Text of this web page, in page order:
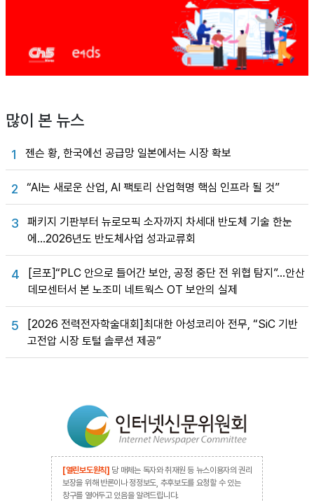
많이 본 뉴스
1 젠슨 황, 한국에선 공급망 일본에서는 시장 확보
2 “AI는 새로운 산업, AI 팩토리 산업혁명 핵심 인프라 될 것”
3
패키지 기판부터 뉴로모픽 소자까지 차세대 반도체 기술 한눈
에…2026년도 반도체사업 성과교류회
4
[르포]“PLC 안으로 들어간 보안, 공정 중단 전 위협 탐지”…안산
데모센터서 본 노조미 네트웍스 OT 보안의 실제
5
[2026 전력전자학술대회]최대한 아성코리아 전무, “SiC 기반
고전압 시장 토털 솔루션 제공”
[열린보도원칙] 당 매체는 독자와 취재원 등 뉴스이용자의 권리
보장을 위해 반론이나 정정보도, 추후보도를 요청할 수 있는
창구를 열어두고 있음을 알려드립니다.